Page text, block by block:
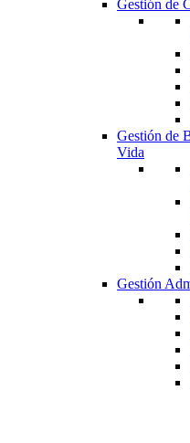
Gestión de
Gestión de
Vida
Gestión